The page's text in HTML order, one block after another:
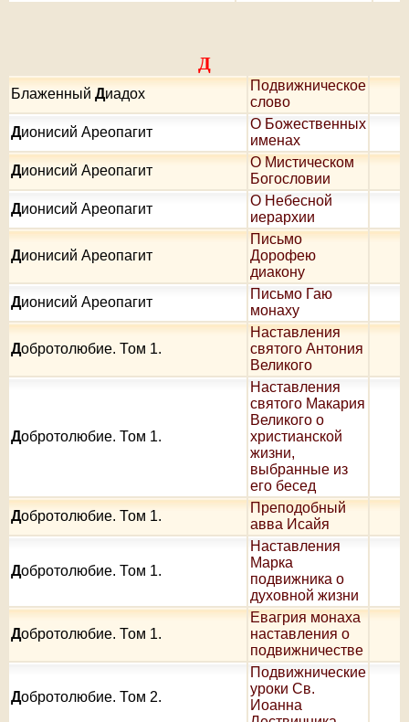
Д
Блаженный Диадох
Подвижническое
слово
Дионисий Ареопагит
О Божественных
именах
Дионисий Ареопагит
О Мистическом
Богословии
Дионисий Ареопагит
О Небесной
иерархии
Дионисий Ареопагит
Письмо
Дорофею
диакону
Дионисий Ареопагит
Письмо Гаю
монаху
Добротолюбие. Том 1.
Наставления
святого Антония
Великого
Добротолюбие. Том 1.
Наставления
святого Макария
Великого о
христианской
жизни,
выбранные из
его бесед
Добротолюбие. Том 1.
Преподобный
авва Исайя
Добротолюбие. Том 1.
Наставления
Марка
подвижника о
духовной жизни
Добротолюбие. Том 1.
Евагрия монаха
наставления о
подвижничестве
Добротолюбие. Том 2.
Подвижнические
уроки Св.
Иоанна